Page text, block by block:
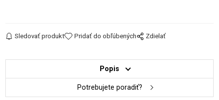
Sledovať produkt Pridať do obľúbených Zdielať
Popis
Potrebujete poradiť?